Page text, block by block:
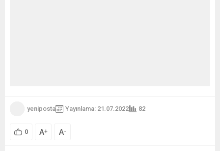
yeniposta Yayınlama: 21.07.2022 82
0 A+ A-